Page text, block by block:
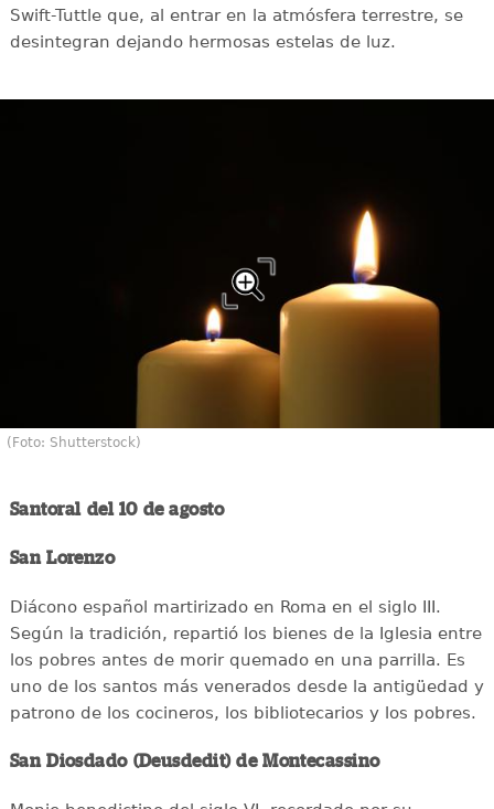
Swift-Tuttle que, al entrar en la atmósfera terrestre, se
desintegran dejando hermosas estelas de luz.
(Foto: Shutterstock)
Santoral del 10 de agosto
San Lorenzo
Diácono español martirizado en Roma en el siglo III.
Según la tradición, repartió los bienes de la Iglesia entre
los pobres antes de morir quemado en una parrilla. Es
uno de los santos más venerados desde la antigüedad y
patrono de los cocineros, los bibliotecarios y los pobres.
San Diosdado (Deusdedit) de Montecassino